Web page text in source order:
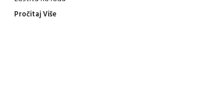
Pročitaj Više